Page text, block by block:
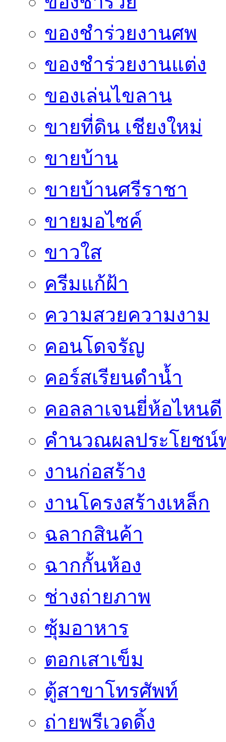
ของชำร่วยงานศพ
ของชำร่วยงานแต่ง
ของเล่นไขลาน
ขายที่ดิน เชียงใหม่
ขายบ้าน
ขายบ้านศรีราชา
ขายมอไซค์
ขาวใส
ครีมแก้ฝ้า
ความสวยความงาม
คอนโดจรัญ
คอร์สเรียนดำน้ำ
คอลลาเจนยี่ห้อไหนดี
คำนวณผลประโยชน์
งานก่อสร้าง
งานโครงสร้างเหล็ก
ฉลากสินค้า
ฉากกั้นห้อง
ช่างถ่ายภาพ
ซุ้มอาหาร
ตอกเสาเข็ม
ตู้สาขาโทรศัพท์
ถ่ายพรีเวดดิ้ง